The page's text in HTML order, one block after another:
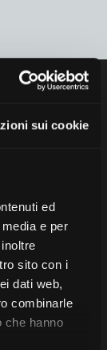
sui cookie
ed
e per
sito con i
dati web,
combinarle
che hanno